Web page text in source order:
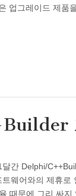
업그레이드 제품
간 Delphi/
웨어와의 제휴로
때문에 그리 싸지